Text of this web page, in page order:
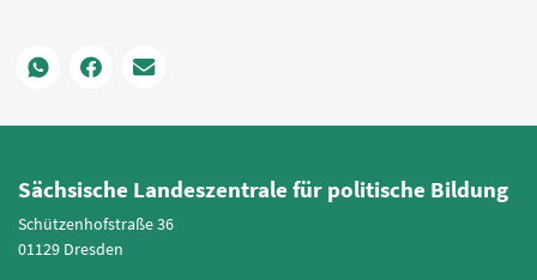
Sächsische Landeszentrale für politische Bildung
Schützenhofstraße 36
01129 Dresden